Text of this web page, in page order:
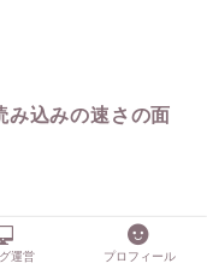
み込みの速さの面
云々以前にこう
す。
運営 プロフィール